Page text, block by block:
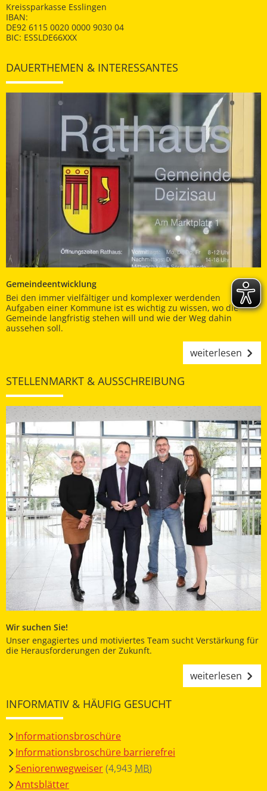
Kreissparkasse Esslingen
IBAN:
DE92 6115 0020 0000 9030 04
BIC: ESSLDE66XXX
DAUERTHEMEN & INTERESSANTES
Gemeindeentwicklung
Bei den immer vielfältiger und komplexer werdenden
Aufgaben einer Kommune ist es wichtig zu wissen, wo die
Gemeinde langfristig stehen will und wie der Weg dahin
aussehen soll.
weiterlesen
STELLENMARKT & AUSSCHREIBUNG
Wir suchen Sie!
Unser engagiertes und motiviertes Team sucht Verstärkung für
die Herausforderungen der Zukunft.
weiterlesen
INFORMATIV & HÄUFIG GESUCHT
Informationsbroschüre
Informationsbroschüre barrierefrei
Seniorenwegweiser(4,943 MB)
Amtsblätter